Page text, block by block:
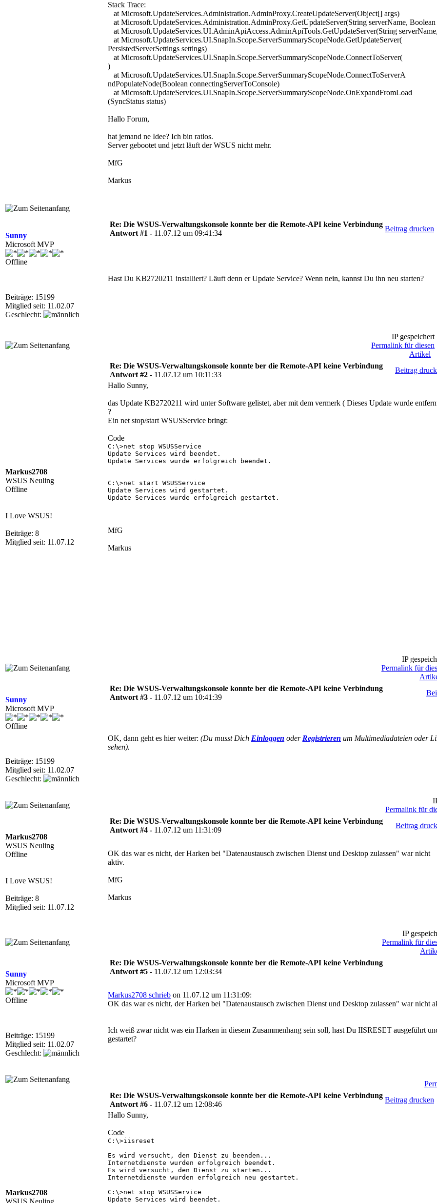
Stack Trace:
at Microsoft.UpdateServices.Administration.AdminProxy.CreateUpdateServer(Object[] args)
at Microsoft.UpdateServices.Administration.AdminProxy.GetUpdateServer(String serverName,
at Microsoft.UpdateServices.UI.AdminApiAccess.AdminApiTools.GetUpdateServer(String
at Microsoft.UpdateServices.UI.SnapIn.Scope.ServerSummaryScopeNode.GetUpdateServer(
PersistedServerSettings settings)
at Microsoft.UpdateServices.UI.SnapIn.Scope.ServerSummaryScopeNode.ConnectToServer(
)
at Microsoft.UpdateServices.UI.SnapIn.Scope.ServerSummaryScopeNode.ConnectToServerA
ndPopulateNode(Boolean connectingServerToConsole)
at Microsoft.UpdateServices.UI.SnapIn.Scope.ServerSummaryScopeNode.OnExpandFromLoad
(SyncStatus status)
Hallo Forum,
hat jemand ne Idee? Ich bin ratlos.
Server gebootet und jetzt läuft der WSUS nicht mehr.
MfG
Markus
Sunny
Microsoft MVP
Offline
Beiträge: 15199
Mitglied seit: 11.02.07
Geschlecht:
Re: Die WSUS-Verwaltungskonsole konnte ber die Remote-API keine Verbindung
Antwort #1 - 11.07.12 um 09:41:34
Beitrag drucken
Hast Du KB2720211 installiert? Läuft denn er Update Service? Wenn nein, kannst Du ihn neu starten?
IP gespeichert
Permalink für diesen
Artikel
Markus2708
WSUS Neuling
Offline
I Love WSUS!
Beiträge: 8
Mitglied seit: 11.07.12
Re: Die WSUS-Verwaltungskonsole konnte ber die Remote-API keine Verbindung
Antwort #2 - 11.07.12 um 10:11:33
Beitrag
Hallo Sunny,
das Update KB2720211 wird unter Software gelistet, aber mit dem vermerk ( Dieses Update wurde
?
Ein net stop/start WSUSService bringt:
Code
C:\>net stop WSUSService
Update Services wird beendet.
Update Services wurde erfolgreich beendet.
C:\>net start WSUSService
Update Services wird gestartet.
Update Services wurde erfolgreich gestartet.
MfG
Markus
IP
Permalink für
Sunny
Microsoft MVP
Offline
Beiträge: 15199
Mitglied seit: 11.02.07
Geschlecht:
Re: Die WSUS-Verwaltungskonsole konnte ber die Remote-API keine Verbindung
Antwort #3 - 11.07.12 um 10:41:39
OK, dann geht es hier weiter: (Du musst Dich Einloggen oder Registrieren um Multimediadateien oder
sehen).
Permalink für
Markus2708
WSUS Neuling
Offline
I Love WSUS!
Beiträge: 8
Mitglied seit: 11.07.12
Re: Die WSUS-Verwaltungskonsole konnte ber die Remote-API keine Verbindung
Antwort #4 - 11.07.12 um 11:31:09
Beitrag
OK das war es nicht, der Harken bei "Datenaustausch zwischen Dienst und Desktop zulassen" war nicht
aktiv.
MfG
Markus
IP
Permalink für
Sunny
Microsoft MVP
Offline
Beiträge: 15199
Mitglied seit: 11.02.07
Geschlecht:
Re: Die WSUS-Verwaltungskonsole konnte ber die Remote-API keine Verbindung
Antwort #5 - 11.07.12 um 12:03:34
Markus2708 schrieb on 11.07.12 um 11:31:09:
OK das war es nicht, der Harken bei "Datenaustausch zwischen Dienst und Desktop zulassen" war nicht
Ich weiß zwar nicht was ein Harken in diesem Zusammenhang sein soll, hast Du IISRESET ausgeführt
gestartet?
Markus2708
WSUS Neuling
Re: Die WSUS-Verwaltungskonsole konnte ber die Remote-API keine Verbindung
Antwort #6 - 11.07.12 um 12:08:46
Beitrag drucken
Hallo Sunny,
Code
C:\>iisreset
Es wird versucht, den Dienst zu beenden...
Internetdienste wurden erfolgreich beendet.
Es wird versucht, den Dienst zu starten...
Internetdienste wurden erfolgreich neu gestartet.
C:\>net stop WSUSService
Update Services wird beendet.